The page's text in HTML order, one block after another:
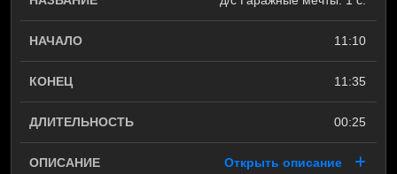
11:10
11:35
00:25
Открыть описание